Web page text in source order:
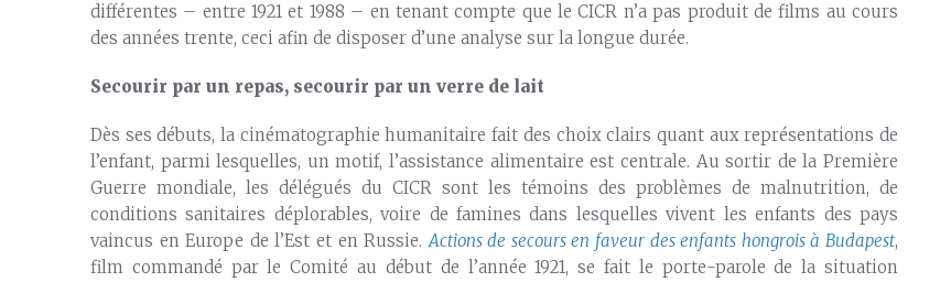
différentes – entre 1921 et 1988 – en tenant compte que le CICR n’a pas produit de films au cours
des années trente, ceci afin de disposer d’une analyse sur la longue durée.
Secourir par un repas, secourir par un verre de lait
Dès ses débuts, la cinématographie humanitaire fait des choix clairs quant aux représentations de
l’enfant, parmi lesquelles, un motif, l’assistance alimentaire est centrale. Au sortir de la Première
Guerre mondiale, les délégués du CICR sont les témoins des problèmes de malnutrition, de
conditions sanitaires déplorables, voire de famines dans lesquelles vivent les enfants des pays
vaincus en Europe de l’Est et en Russie.Actions de secours en faveur des enfants hongrois à Budapest,
film commandé par le Comité au début de l’année 1921, se fait le porte-parole de la situation